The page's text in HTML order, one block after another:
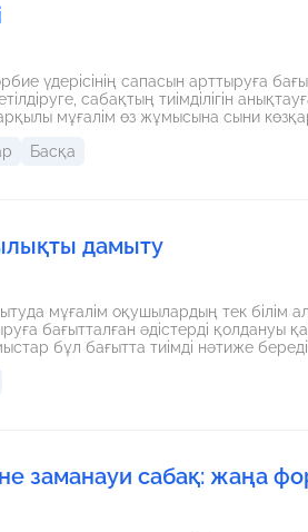
үдерісінің сапасын арттыруға
сабақтың тиімділігін
мұғалім өз жұмысына сыни
талданып, қорытынды жасалуы
Басқа
дамыту
мұғалім оқушылардың тек білім
бағытталған әдістерді қолдануы
бұл бағытта тиімді нәтиже
заманауи сабақ: жаңа